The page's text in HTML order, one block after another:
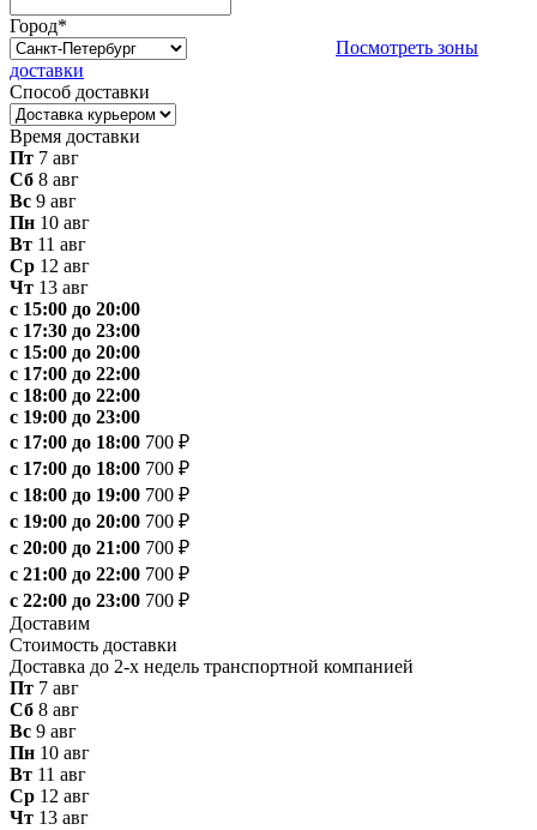
Город*
Посмотреть зоны
доставки
Способ доставки
Время доставки
Пт 7 авг
Сб 8 авг
Вс 9 авг
Пн 10 авг
Вт 11 авг
Ср 12 авг
Чт 13 авг
с 15:00 до 20:00
с 17:30 до 23:00
с 15:00 до 20:00
с 17:00 до 22:00
с 18:00 до 22:00
с 19:00 до 23:00
с 17:00 до 18:00 700 ₽
с 17:00 до 18:00 700 ₽
с 18:00 до 19:00 700 ₽
с 19:00 до 20:00 700 ₽
с 20:00 до 21:00 700 ₽
с 21:00 до 22:00 700 ₽
с 22:00 до 23:00 700 ₽
Доставим
Стоимость доставки
Доставка до 2-х недель транспортной компанией
Пт 7 авг
Сб 8 авг
Вс 9 авг
Пн 10 авг
Вт 11 авг
Ср 12 авг
Чт 13 авг